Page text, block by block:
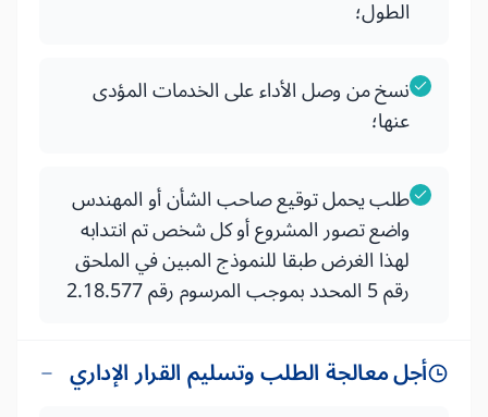
الطول؛
نسخ من وصل الأداء على الخدمات المؤدى
عنها؛
طلب يحمل توقيع صاحب الشأن أو المهندس
واضع تصور المشروع أو كل شخص تم انتدابه
لهذا الغرض طبقا للنموذج المبين في الملحق
رقم 5 المحدد بموجب المرسوم رقم 2.18.577
أجل معالجة الطلب وتسليم القرار الإداري